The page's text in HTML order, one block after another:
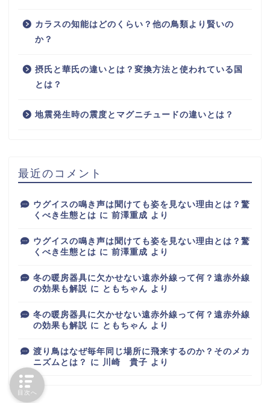
カラスの知能はどのくらい？他の鳥類より賢いの
か？
摂氏と華氏の違いとは？変換方法と使われている国
とは？
地震発生時の震度とマグニチュードの違いとは？
最近のコメント
ウグイスの鳴き声は聞けても姿を見ない理由とは？驚
くべき生態とは に 前澤重成 より
ウグイスの鳴き声は聞けても姿を見ない理由とは？驚
くべき生態とは に 前澤重成 より
冬の暖房器具に欠かせない遠赤外線って何？遠赤外線
の効果も解説 に ともちゃん より
冬の暖房器具に欠かせない遠赤外線って何？遠赤外線
の効果も解説 に ともちゃん より
渡り鳥はなぜ毎年同じ場所に飛来するのか？そのメカ
ニズムとは？
に 川崎 貴子 より
目次へ